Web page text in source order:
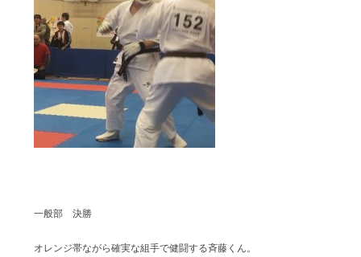
一般部 決勝
オレンジ帯ながら確実な組手で健闘する斉藤くん。